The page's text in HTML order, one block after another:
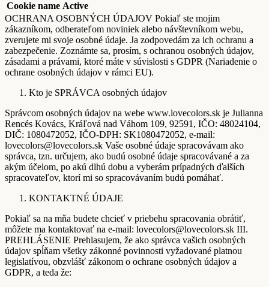
Cookie name Active
OCHRANA OSOBNÝCH ÚDAJOV Pokiaľ ste mojim
zákazníkom, odberateľom noviniek alebo návštevníkom webu,
zverujete mi svoje osobné údaje. Ja zodpovedám za ich ochranu a
zabezpečenie. Zoznámte sa, prosím, s ochranou osobných údajov,
zásadami a právami, ktoré máte v súvislosti s GDPR (Nariadenie o
ochrane osobných údajov v rámci EU).
Kto je SPRÁVCA osobných údajov
Správcom osobných údajov na webe www.lovecolors.sk je Julianna
Rencés Kovács, Kráľová nad Váhom 109, 92591, IČO: 48024104,
DIČ: 1080472052, IČO-DPH: SK1080472052, e-mail:
lovecolors@lovecolors.sk Vaše osobné údaje spracovávam ako
správca, tzn. určujem, ako budú osobné údaje spracovávané a za
akým účelom, po akú dlhú dobu a vyberám prípadných ďalších
spracovateľov, ktorí mi so spracovávaním budú pomáhať.
KONTAKTNÉ ÚDAJE
Pokiaľ sa na mňa budete chcieť v priebehu spracovania obrátiť,
môžete ma kontaktovať na e-mail: lovecolors@lovecolors.sk III.
PREHLÁSENIE Prehlasujem, že ako správca vašich osobných
údajov spĺňam všetky zákonné povinnosti vyžadované platnou
legislatívou, obzvlášť zákonom o ochrane osobných údajov a
GDPR, a teda že: